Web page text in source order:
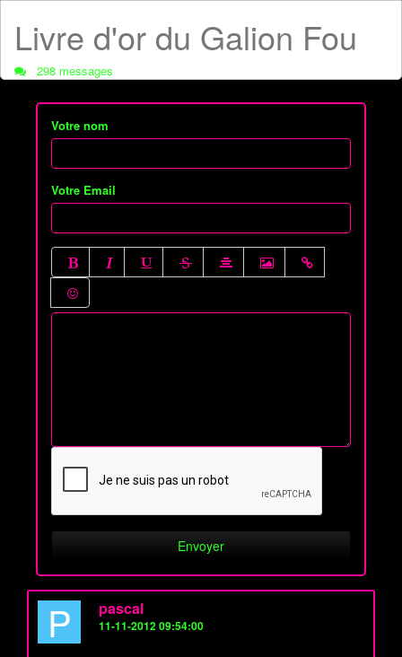
Livre d'or du Galion Fou
298 messages
Votre nom
Votre Email
P pascal
11-11-2012 09:54:00